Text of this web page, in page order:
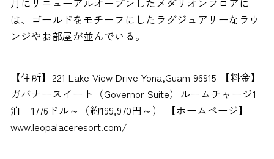
は、ゴールドをモチーフにしたラグジュアリーなラウ
ンジやお部屋が並んでいる。
【住所】221 Lake View Drive Yona,Guam 96915 【料金】
ガバナースイート（Governor Suite）ルームチャージ1
泊 1776ドル～（約199,970円～） 【ホームページ】
www.leopalaceresort.com/